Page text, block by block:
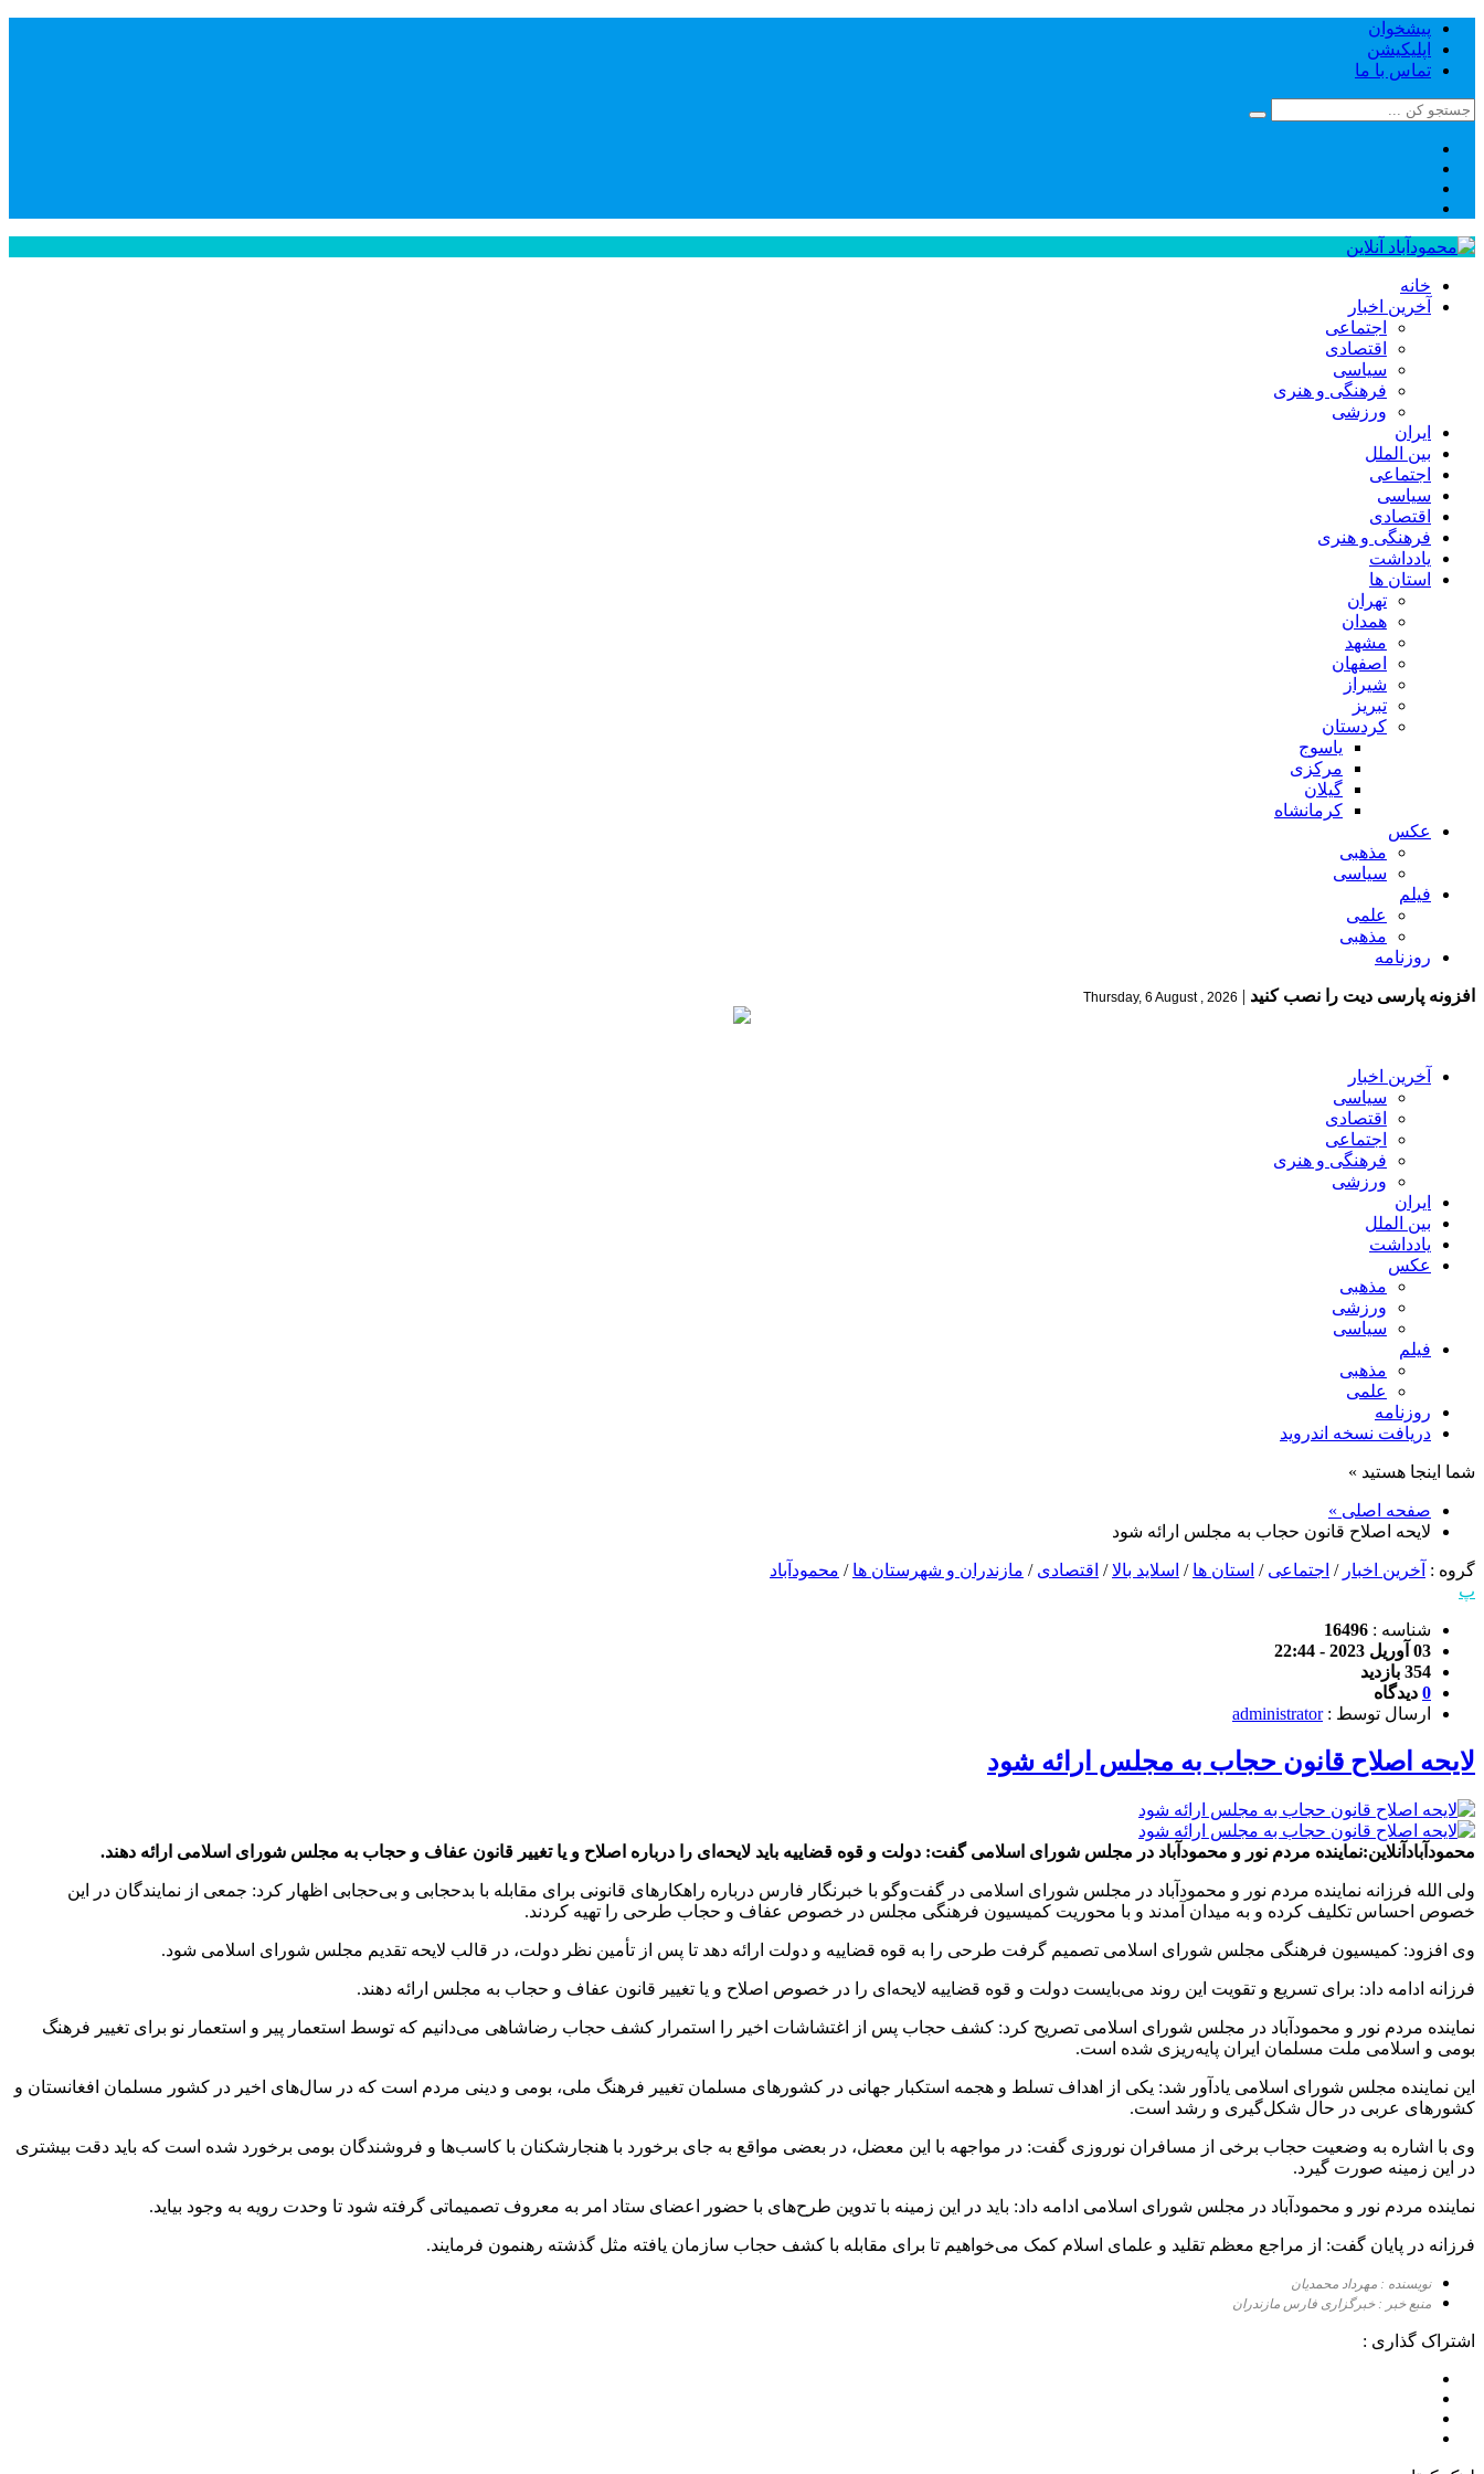
پیشخوان
اپلیکیشن
تماس با ما
خانه
آخرین اخبار
اجتماعی
اقتصادی
سیاسی
فرهنگی و هنری
ورزشی
ایران
بین الملل
اجتماعی
سیاسی
اقتصادی
فرهنگی و هنری
یادداشت
استان ها
تهران
همدان
مشهد
اصفهان
شیراز
تبریز
کردستان
یاسوج
مرکزی
گیلان
کرمانشاه
عکس
مذهبی
سیاسی
فیلم
علمی
مذهبی
روزنامه
افزونه پارسی دیت را نصب کنید |
Thursday, 6 August , 2026
آخرین اخبار
سیاسی
اقتصادی
اجتماعی
فرهنگی و هنری
ورزشی
ایران
بین الملل
یادداشت
عکس
مذهبی
ورزشی
سیاسی
فیلم
مذهبی
علمی
روزنامه
دریافت نسخه اندروید
شما اینجا هستید »
صفحه اصلی »
لایحه اصلاح قانون حجاب به مجلس ارائه شود
گروه : آخرین اخبار / اجتماعی / استان ها / اسلاید بالا/ اقتصادی / مازندران و شهرستان ها / محمودآباد
پ
شناسه : 16496
03 آوریل 2023 - 22:44
354 بازدید
0 دیدگاه
ارسال توسط :administrator
لایحه اصلاح قانون حجاب به مجلس ارائه شود
محمودآبادآنلاین:نماینده مردم نور و محمودآباد در مجلس شورای اسلامی گفت: دولت و قوه قضاییه باید لایحه‌ای را درباره اصلاح و یا تغییر قانون عفاف و حجاب به مجلس شورای اسلامی ارائه دهند.
ولی الله فرزانه نماینده مردم نور و محمودآباد در مجلس شورای اسلامی در گفت‌وگو با خبرنگار فارس درباره راهکارهای قانونی برای مقابله با بدحجابی و بی‌حجابی اظهار کرد: جمعی از نمایندگان در این
خصوص احساس تکلیف کرده و به میدان آمدند و با محوریت کمیسیون فرهنگی مجلس در خصوص عفاف و حجاب طرحی را تهیه کردند.
وی افزود: کمیسیون فرهنگی مجلس شورای اسلامی تصمیم گرفت طرحی را به قوه قضاییه و دولت ارائه دهد تا پس از تأمین نظر دولت، در قالب لایحه تقدیم مجلس شورای اسلامی شود.
فرزانه ادامه داد: برای تسریع و تقویت این روند می‌بایست دولت و قوه قضاییه لایحه‌ای را در خصوص اصلاح و یا تغییر قانون عفاف و حجاب به مجلس ارائه دهند.
نماینده مردم نور و محمودآباد در مجلس شورای اسلامی تصریح کرد: کشف حجاب پس از اغتشاشات اخیر را استمرار کشف حجاب رضاشاهی می‌دانیم که توسط استعمار پیر و استعمار نو برای تغییر فرهنگ
بومی و اسلامی ملت مسلمان ایران پایه‌ریزی شده است.
این نماینده مجلس شورای اسلامی یادآور شد: یکی از اهداف تسلط و هجمه استکبار جهانی در کشورهای مسلمان تغییر فرهنگ ملی، بومی و دینی مردم است که در سال‌های اخیر در کشور مسلمان افغانستان و
کشورهای عربی در حال شکل‌گیری و رشد است.
وی با اشاره به وضعیت حجاب برخی از مسافران نوروزی گفت: در مواجهه با این معضل، در بعضی مواقع به جای برخورد با هنجارشکنان با کاسب‌ها و فروشندگان بومی برخورد شده است که باید دقت بیشتری
در این زمینه صورت گیرد.
نماینده مردم نور و محمودآباد در مجلس شورای اسلامی ادامه داد: باید در این زمینه با تدوین طرح‌های با حضور اعضای ستاد امر به معروف تصمیماتی گرفته شود تا وحدت رویه به وجود بیاید.
فرزانه در پایان گفت: از مراجع معظم تقلید و علمای اسلام کمک می‌خواهیم تا برای مقابله با کشف حجاب سازمان یافته مثل گذشته رهنمون فرمایند.
نویسنده : مهرداد محمدیان
منبع خبر : خبرگزاری فارس مازندران
اشتراک گذاری :